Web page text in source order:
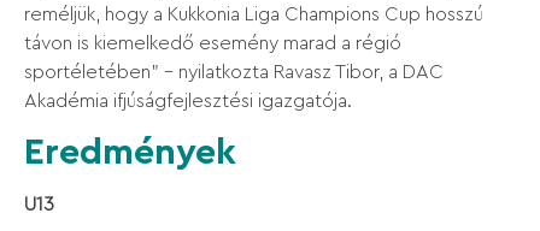
reméljük, hogy a Kukkonia Liga Champions Cup hosszú
távon is kiemelkedő esemény marad a régió
sportéletében” – nyilatkozta Ravasz Tibor, a DAC
Akadémia ifjúságfejlesztési igazgatója.
Eredmények
U13